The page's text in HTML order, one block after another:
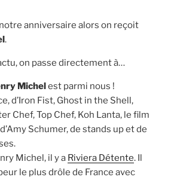
anniversaire alors on reçoit
.
on passe directement à…
Michelest parmi nous !
d’Iron Fist, Ghost in the Shell,
Chef, Top Chef, Koh Lanta, le film
Schumer, de stands up et de
Michel, il y a Riviera Détente. Il
le plus drôle de France avec